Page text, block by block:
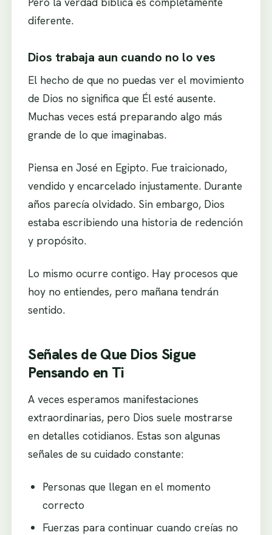
diferente.
Dios trabaja aun cuando no lo ves
El hecho de que no puedas ver el movimiento
de Dios no significa que Él esté ausente.
Muchas veces está preparando algo más
grande de lo que imaginabas.
Piensa en José en Egipto. Fue traicionado,
vendido y encarcelado injustamente. Durante
años parecía olvidado. Sin embargo, Dios
estaba escribiendo una historia de redención
y propósito.
Lo mismo ocurre contigo. Hay procesos que
hoy no entiendes, pero mañana tendrán
sentido.
Señales de Que Dios Sigue
Pensando en Ti
A veces esperamos manifestaciones
extraordinarias, pero Dios suele mostrarse
en detalles cotidianos. Estas son algunas
señales de su cuidado constante:
Personas que llegan en el momento
correcto
Fuerzas para continuar cuando creías no